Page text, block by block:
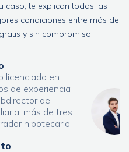
caso, te explican todas las
condiciones entre más de
y sin compromiso.
licenciado en
de experiencia
de
más de tres
hipotecario.